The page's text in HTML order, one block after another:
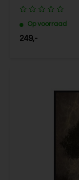
Op voorraad
249,-